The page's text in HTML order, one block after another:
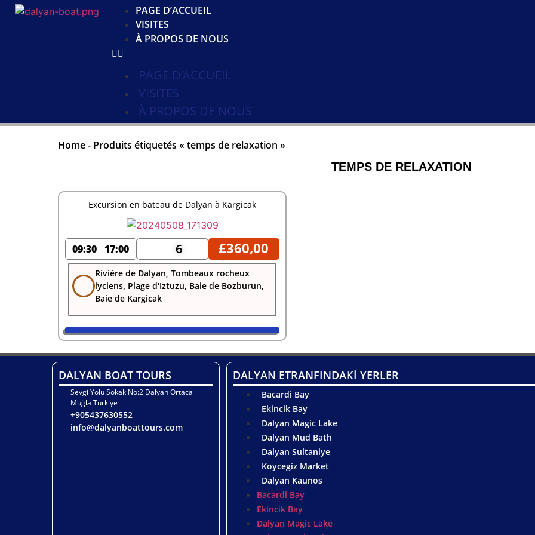
PAGE D’ACCUEIL
VISITES
À PROPOS DE NOUS
PAGE D’ACCUEIL
VISITES
À PROPOS DE NOUS
Home- Produits étiquetés « temps de relaxation »
TEMPS DE RELAXATION
Excursion en bateau de Dalyan à Kargicak
09:30 17:00 6 £360,00
Rivière de Dalyan, Tombeaux rocheux
lyciens, Plage d'Iztuzu, Baie de Bozburun,
Baie de Kargicak
DALYAN BOAT TOURS
Sevgi Yolu Sokak No:2 Dalyan Ortaca
Muğla Turkiye
+905437630552
info@dalyanboattours.com
DALYAN ETRANFINDAKİ YERLER
Bacardi Bay
Ekincik Bay
Dalyan Magic Lake
Dalyan Mud Bath
Dalyan Sultaniye
Koycegiz Market
Dalyan Kaunos
Bacardi Bay
Ekincik Bay
Dalyan Magic Lake